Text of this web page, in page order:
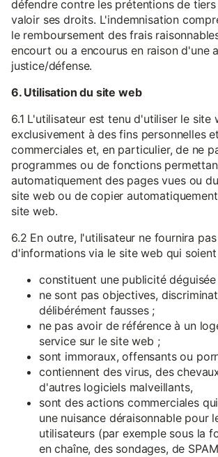
défendre contre les prétentions de
valoir ses droits. L'indemnisation
le remboursement des frais
encourt ou a encourus en raison d'une
justice/défense.
6. Utilisation du site web
6.1 L'utilisateur est tenu d'utiliser le site
exclusivement à des fins personnelles
commerciales et, en particulier, de ne
programmes ou de fonctions
automatiquement des pages vues ou
site web ou de copier
site web.
6.2 En outre, l'utilisateur ne fournira
d'informations via le site web qui soient
constituent une publicité
ne sont pas objectives,
délibérément fausses ;
ne pas avoir de référence à un
service sur le site web ;
sont immoraux, offensants ou
contiennent des virus, des
d'autres logiciels malveillants,
sont des actions commerciales
une nuisance déraisonnable pour
utilisateurs (par exemple sous la
en chaîne, des sondages, de